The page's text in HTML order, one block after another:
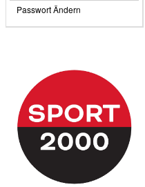
Passwort Ändern